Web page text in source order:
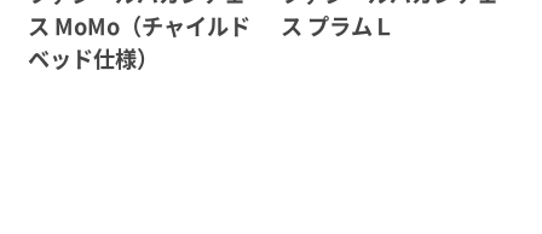
ス MoMo（チャイルド
ベッド仕様）
ス プラムＬ